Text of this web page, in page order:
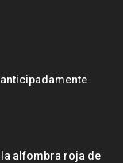
la alfombra roja de